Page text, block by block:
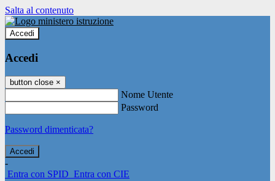
Salta al contenuto
Accedi
Accedi
button close ×
Nome Utente
Password
Password dimenticata?
-
Entra con SPID Entra con CIE